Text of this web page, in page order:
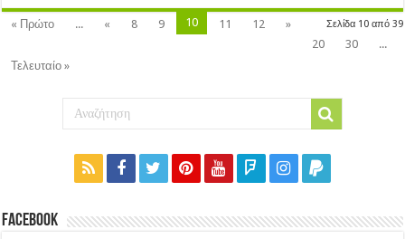
Σελίδα 10 από 39
« Πρώτο ... « 8 9 10 11 12
»
20
30
...
Τελευταίο »
Facebook